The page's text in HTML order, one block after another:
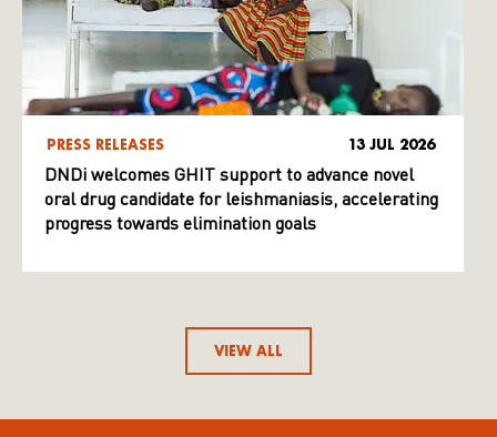
PRESS RELEASES 13 JUL 2026
DNDi welcomes GHIT support to advance novel
oral drug candidate for leishmaniasis, accelerating
progress towards elimination goals
VIEW ALL